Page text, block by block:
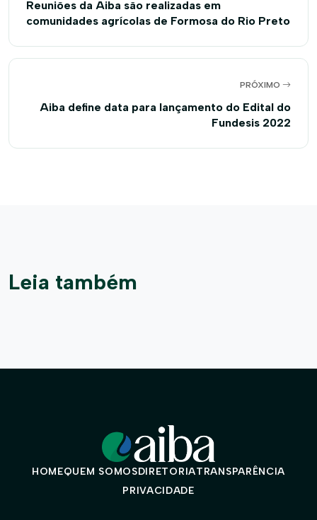
Reuniões da Aiba são realizadas em
comunidades agrícolas de Formosa do Rio Preto
PRÓXIMO
Aiba define data para lançamento do Edital do
Fundesis 2022
Leia também
HOMEQUEM SOMOSDIRETORIATRANSPARÊNCIA
PRIVACIDADE